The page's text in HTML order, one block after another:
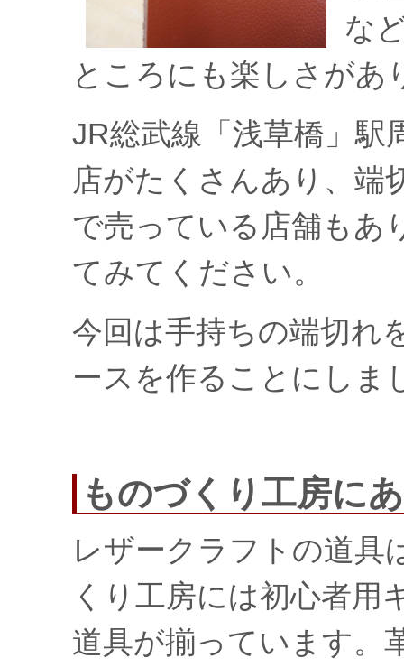
な
ところにも楽しさがあ
JR総武線「浅草橋」駅
店がたくさんあり、端
で売っている店舗もあ
てみてください。
今回は手持ちの端切れ
ースを作ることにしま
ものづくり工房に
レザークラフトの道具
くり工房には初心者用
道具が揃っています。